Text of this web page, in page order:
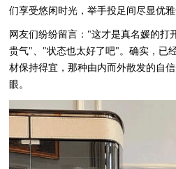
们享受悠闲时光，举手投足间尽显优雅
网友们纷纷留言："这才是真名媛的打
贵气"、"状态也太好了吧"。确实，已
材保持得宜，那种由内而外散发的自
眼。